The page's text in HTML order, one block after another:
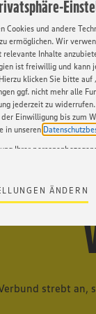
Cookies und andere
ermöglichen. Wir
relevante Inhalte
ist freiwillig und kann
klicken Sie bitte auf
ggf. nicht mehr alle
jederzeit zu
Einwilligung bis zum
in unseren
Ihrer
auf unserer Webseite
a) DSGVO ein, dass Ihre
an die Anbieter der
an. Es besteht
nicht genau, wie die
zur Nutzung der
ÄNDERN
Mitarbeiter
werden
um Modelle mit
strebt an,